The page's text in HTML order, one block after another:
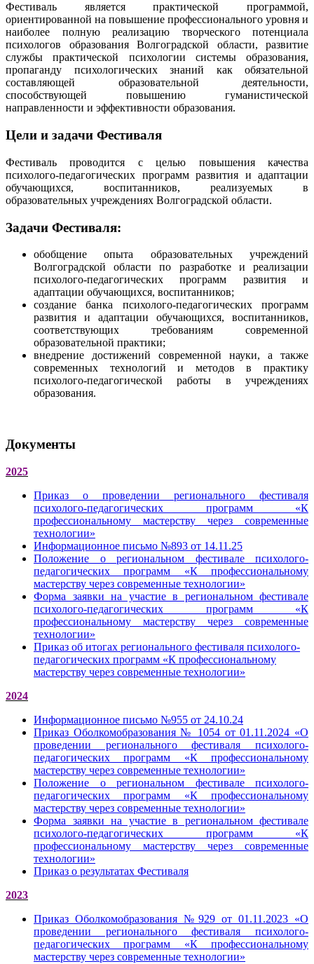
Фестиваль является практической программой,
ориентированной на повышение профессионального уровня и
наиболее полную реализацию творческого потенциала
психологов образования Волгоградской области, развитие
службы практической психологии системы образования,
пропаганду психологических знаний как обязательной
составляющей образовательной деятельности,
способствующей повышению гуманистической
направленности и эффективности образования.
Цели и задачи Фестиваля
Фестиваль проводится с целью повышения качества
психолого-педагогических программ развития и адаптации
обучающихся, воспитанников, реализуемых в
образовательных учреждениях Волгоградской области.
Задачи Фестиваля:
обобщение опыта образовательных учреждений
Волгоградской области по разработке и реализации
психолого-педагогических программ развития и
адаптации обучающихся, воспитанников;
создание банка психолого-педагогических программ
развития и адаптации обучающихся, воспитанников,
соответствующих требованиям современной
образовательной практики;
внедрение достижений современной науки, а также
современных технологий и методов в практику
психолого-педагогической работы в учреждениях
образования.
Документы
2025
Приказ о проведении регионального фестиваля
психолого-педагогических программ «К
профессиональному мастерству через современные
технологии»
Информационное письмо №893 от 14.11.25
Положение о региональном фестивале психолого-
педагогических программ «К профессиональному
мастерству через современные технологии»
Форма заявки на участие в региональном фестивале
психолого-педагогических программ «К
профессиональному мастерству через современные
технологии»
Приказ об итогах регионального фестиваля психолого-
педагогических программ «К профессиональному
мастерству через современные технологии»
2024
Информационное письмо №955 от 24.10.24
Приказ Оболкомобразования № 1054 от 01.11.2024 «О
проведении регионального фестиваля психолого-
педагогических программ «К профессиональному
мастерству через современные технологии»
Положение о региональном фестивале психолого-
педагогических программ «К профессиональному
мастерству через современные технологии»
Форма заявки на участие в региональном фестивале
психолого-педагогических программ «К
профессиональному мастерству через современные
технологии»
Приказ о результатах Фестиваля
2023
Приказ Оболкомобразования №929 от 01.11.2023 «О
проведении регионального фестиваля психолого-
педагогических программ «К профессиональному
мастерству через современные технологии»